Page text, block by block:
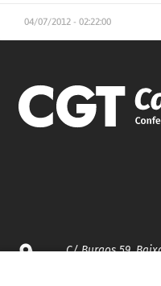
04/07/2012 - 02:22:00
C/ Burgos 59,